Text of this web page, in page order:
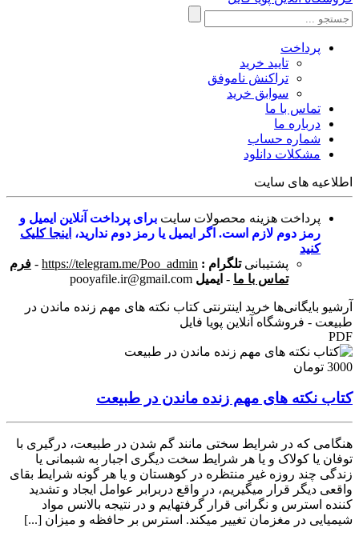
پرداخت
تایید خرید
تراکنش ناموفق
سوابق خرید
تماس با ما
درباره ما
شماره حساب
مشکلات دانلود
اطلاعیه های سایت
پرداخت هزینه محصولات سایت برای پرداخت آنلاین ایمیل و
رمز دوم لازم است. اگر ایمیل یا رمز دوم ندارید، اینجا کلیک
کنید
پشتیبانی تلگرام : https://telegram.me/Poo_admin
- فرم
تماس با ما - ایمیل pooyafile.ir@gmail.com
آرشیو بایگانی‌ها خرید اینترنتی کتاب نکته های مهم زنده ماندن در
طبیعت - فروشگاه آنلاین پویا فایل
PDF
3000 تومان
کتاب نکته های مهم زنده ماندن در طبیعت
هنگامی که در شرایط سختی مانند گم شدن در طبیعت، درگیری با
توفان یا کولاک و یا هر شرایط سخت دیگری اجبار به شبمانی یا
زندگی چند روزه غیر منتظره در کوهستان و یا هر گونه شرایط بقای
واقعی دیگر قرار میگیریم، در واقع دربرابر عوامل ایجاد و تشدید
کننده استرس و نگرانی قرار گرفتهایم و در نتیجه بالانس مواد
شیمیایی در مغزمان تغییر میکند. استرس بر حافظه و میزان [...]